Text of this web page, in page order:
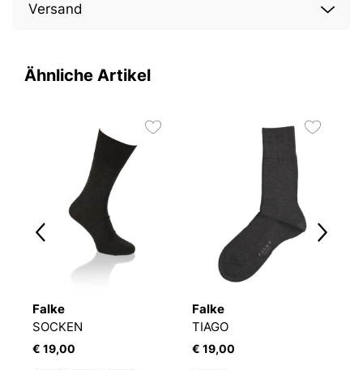
Versand
Ähnliche Artikel
Falke
SOCKEN
€ 19,00
Falke
TIAGO
€ 19,00